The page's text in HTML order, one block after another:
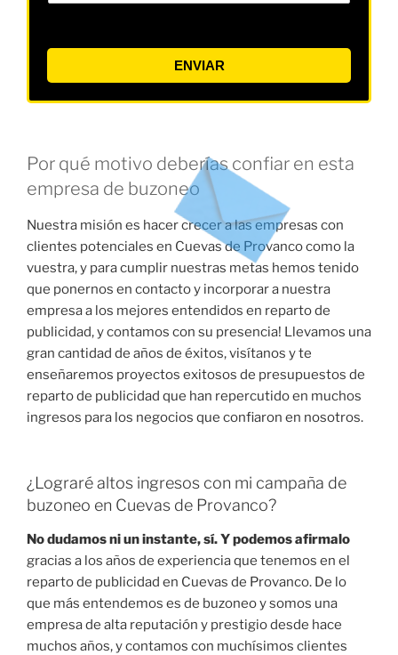
ENVIAR
Por qué motivo deberías confiar en esta
empresa de buzoneo
Nuestra misión es hacer crecer a las empresas con
clientes potenciales en Cuevas de Provanco como la
vuestra, y para cumplir nuestras metas hemos tenido
que ponernos en contacto y incorporar a nuestra
empresa a los mejores entendidos en reparto de
publicidad, y contamos con su presencia! Llevamos una
gran cantidad de años de éxitos, visítanos y te
enseñaremos proyectos exitosos de presupuestos de
reparto de publicidad que han repercutido en muchos
ingresos para los negocios que confiaron en nosotros.
¿Lograré altos ingresos con mi campaña de
buzoneo en Cuevas de Provanco?
No dudamos ni un instante, sí. Y podemos afirmalo
gracias a los años de experiencia que tenemos en el
reparto de publicidad en Cuevas de Provanco. De lo
que más entendemos es de buzoneo y somos una
empresa de alta reputación y prestigio desde hace
muchos años, y contamos con muchísimos clientes